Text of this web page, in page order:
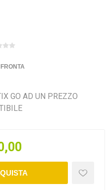
GO AD UN PREZZO